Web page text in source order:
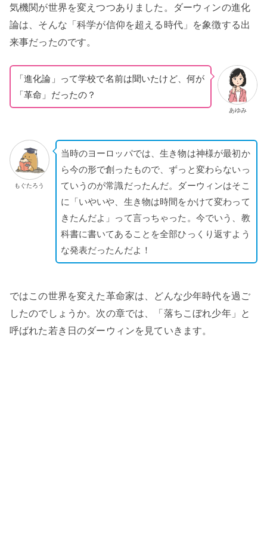
気機関が世界を変えつつありました。ダーウィンの進化
論は、そんな「科学が信仰を超える時代」を象徴する出
来事だったのです。
あゆみ
「進化論」って学校で名前は聞いたけど、何が
「革命」だったの？
もぐたろう
当時のヨーロッパでは、生き物は神様が最初か
ら今の形で創ったもので、ずっと変わらないっ
ていうのが常識だったんだ。ダーウィンはそこ
に「いやいや、生き物は時間をかけて変わって
きたんだよ」って言っちゃった。今でいう、教
科書に書いてあることを全部ひっくり返すよう
な発表だったんだよ！
ではこの世界を変えた革命家は、どんな少年時代を過ご
したのでしょうか。次の章では、「落ちこぼれ少年」と
呼ばれた若き日のダーウィンを見ていきます。